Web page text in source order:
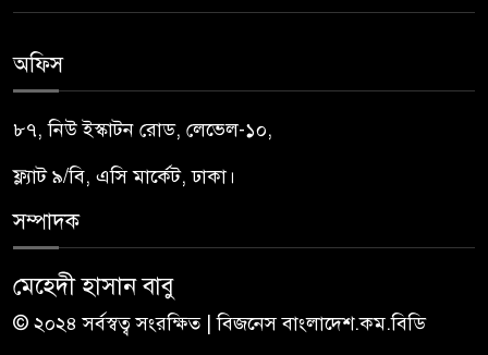
অফিস
৮৭, নিউ ইস্কাটন রোড, লেভেল-১০,
ফ্ল্যাট ৯/বি, এসি মার্কেট, ঢাকা।
সম্পাদক
মেহেদী হাসান বাবু
© ২০২৪ সর্বস্বত্ব সংরক্ষিত | বিজনেস বাংলাদেশ.কম.বিডি